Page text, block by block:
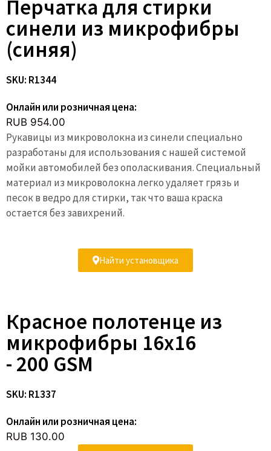
Перчатка для стирки
синели из микрофибры
(синяя)
SKU: R1344
Онлайн или розничная цена:
RUB 954.00
Рукавицы из микроволокна из синели специально
разработаны для использования с нашей системой
мойки автомобилей без ополаскивания. Специальный
материал из микроволокна легко удаляет грязь и
песок в ведро для стирки, так что ваша краска
остается без завихрений.
Найти установщика
Красное полотенце из
микрофибры 16x16
- 200 GSM
SKU: R1337
Онлайн или розничная цена:
RUB 130.00